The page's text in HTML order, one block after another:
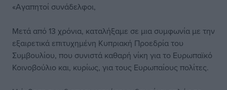
«Αγαπητοί συνάδελφοι,
Μετά από 13 χρόνια, καταλήξαμε σε μια συμφωνία με την
εξαιρετικά επιτυχημένη Κυπριακή Προεδρία του
Συμβουλίου, που συνιστά καθαρή νίκη για το Ευρωπαϊκό
Κοινοβούλιο και, κυρίως, για τους Ευρωπαίους πολίτες.